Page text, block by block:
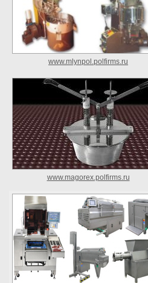
www.mlynpol.polfirms.ru
www.magorex.polfirms.ru